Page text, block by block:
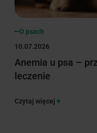
O psach
10.07.2026
Anemia u psa –
leczenie
Czytaj więcej